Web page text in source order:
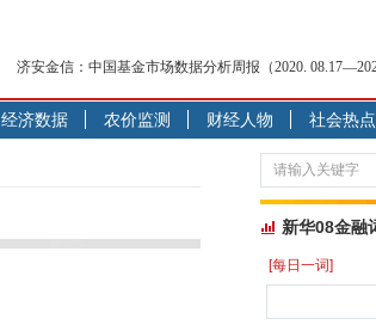
济安金信：中国基金市场数据分析周报（2020.
【见·闻】疫情下，新加坡旅游业步履维艰
记者手记：疫情下的香港零售业如何浴火重生？
【见·闻】疫情下一家香港传统零售商的转型突围之旅
济安金信：中国基金市场数据分析周报（2020.
【新华财经调查】同业存单、结构性存款玩起“跷跷板” 结
在“隐秘的角落”
央行公开市场净投放300亿元 短端资金利率明显下行
基本面及股市双轮冲击 债市回调十年期债表现最弱
经济数据 农价监测 财经人物 社会热点
新华08金融
[每日一词]